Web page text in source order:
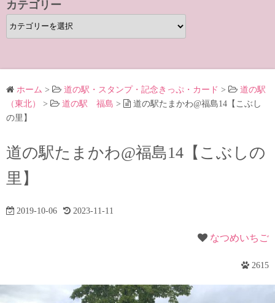
カテゴリー
カ
テ
リ
ー ホーム > 道の駅・スタンプ・記念きっぷ・カード >
道の駅
（東北）
> 道の駅 福島 >
道の駅たまかわ@福島14【こぶし
の里】
道の駅たまかわ@福島14【こぶしの
里】
2019-10-06 2023-11-11
なつめいちご
2615